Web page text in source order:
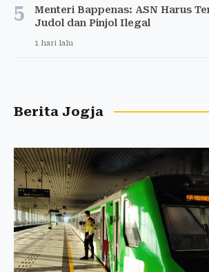
5
Menteri Bappenas: ASN Harus
Judol dan Pinjol Ilegal
1 hari lalu
Berita Jogja